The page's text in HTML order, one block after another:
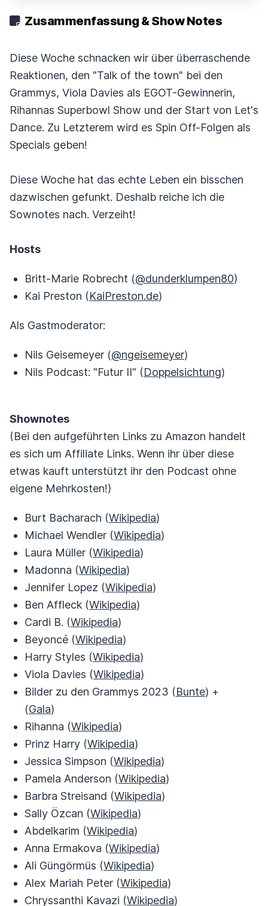
Zusammenfassung & Show Notes
Diese Woche schnacken wir über überraschende
Reaktionen, den "Talk of the town" bei den
Grammys, Viola Davies als EGOT-Gewinnerin,
Rihannas Superbowl Show und der Start von Let's
Dance. Zu Letzterem wird es Spin Off-Folgen als
Specials geben!
Diese Woche hat das echte Leben ein bisschen
dazwischen gefunkt. Deshalb reiche ich die
Sownotes nach. Verzeiht!
Hosts
Britt-Marie Robrecht (@dunderklumpen80)
Kai Preston (KaiPreston.de)
Als Gastmoderator:
Nils Geisemeyer (@ngeisemeyer)
Nils Podcast: "Futur II" (Doppelsichtung)
Shownotes
(Bei den aufgeführten Links zu Amazon handelt
es sich um Affiliate Links. Wenn ihr über diese
etwas kauft unterstützt ihr den Podcast ohne
eigene Mehrkosten!)
Burt Bacharach (Wikipedia)
Michael Wendler (Wikipedia)
Laura Müller (Wikipedia)
Madonna (Wikipedia)
Jennifer Lopez (Wikipedia)
Ben Affleck (Wikipedia)
Cardi B. (Wikipedia)
Beyoncé (Wikipedia)
Harry Styles (Wikipedia)
Viola Davies (Wikipedia)
Bilder zu den Grammys 2023 (Bunte) +
(Gala)
Rihanna (Wikipedia)
Prinz Harry (Wikipedia)
Jessica Simpson (Wikipedia)
Pamela Anderson (Wikipedia)
Barbra Streisand (Wikipedia)
Sally Özcan (Wikipedia)
Abdelkarim (Wikipedia)
Anna Ermakova (Wikipedia)
Ali Güngörmüs (Wikipedia)
Alex Mariah Peter (Wikipedia)
Chryssanthi Kavazi (Wikipedia)